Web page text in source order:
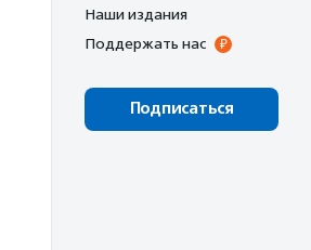
Наши издания
Поддержать нас
Подписаться